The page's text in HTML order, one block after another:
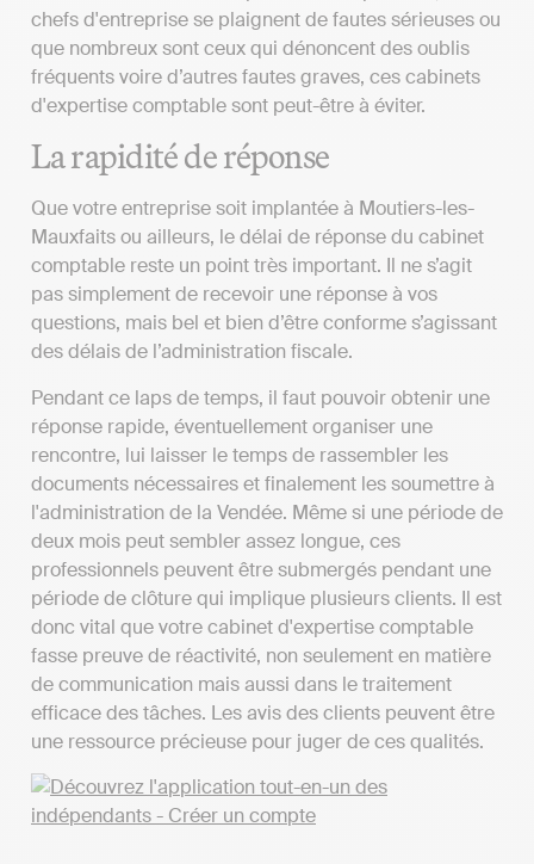
chefs d'entreprise se plaignent de fautes sérieuses ou
que nombreux sont ceux qui dénoncent des oublis
fréquents voire d’autres fautes graves, ces cabinets
d'expertise comptable sont peut-être à éviter.
La rapidité de réponse
Que votre entreprise soit implantée à Moutiers-les-
Mauxfaits ou ailleurs, le délai de réponse du cabinet
comptable reste un point très important. Il ne s’agit
pas simplement de recevoir une réponse à vos
questions, mais bel et bien d’être conforme s’agissant
des délais de l’administration fiscale.
Pendant ce laps de temps, il faut pouvoir obtenir une
réponse rapide, éventuellement organiser une
rencontre, lui laisser le temps de rassembler les
documents nécessaires et finalement les soumettre à
l'administration de la Vendée. Même si une période de
deux mois peut sembler assez longue, ces
professionnels peuvent être submergés pendant une
période de clôture qui implique plusieurs clients. Il est
donc vital que votre cabinet d'expertise comptable
fasse preuve de réactivité, non seulement en matière
de communication mais aussi dans le traitement
efficace des tâches. Les avis des clients peuvent être
une ressource précieuse pour juger de ces qualités.